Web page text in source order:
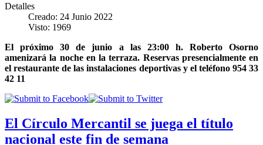
Detalles
Creado: 24 Junio 2022
Visto: 1969
El próximo 30 de junio a las 23:00 h. Roberto Osorno
amenizará la noche en la terraza. Reservas presencialmente en
el restaurante de las instalaciones deportivas y el teléfono 954 33
42 11
El Círculo Mercantil se juega el título
nacional este fin de semana